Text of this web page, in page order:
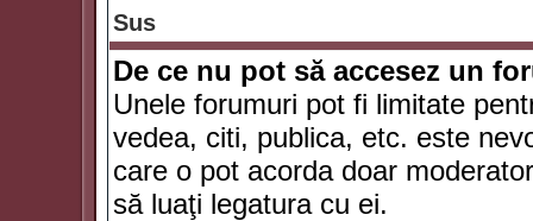
Sus
De ce nu pot să accesez un
Unele forumuri pot fi limitate
vedea, citi, publica, etc. este
care o pot acorda doar
să luaţi legatura cu ei.